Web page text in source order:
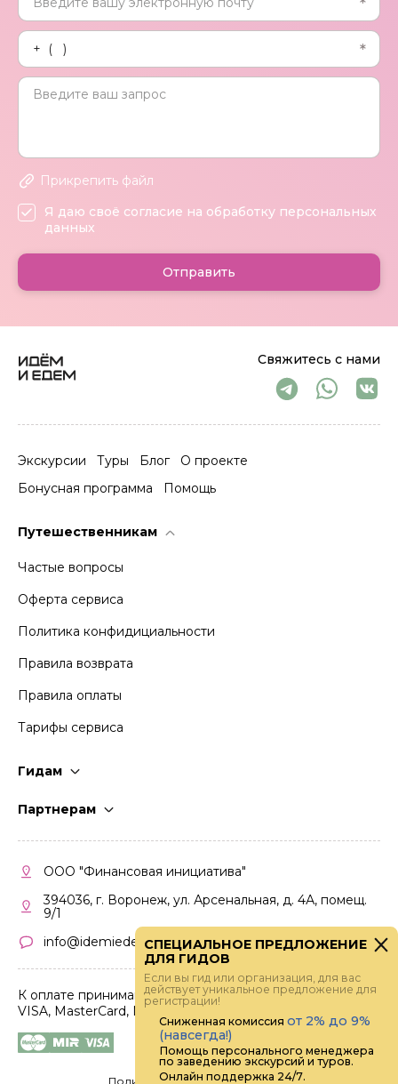
Свяжитесь с нами
Экскурсии Туры Блог
О проекте
Бонусная программа
Помощь
Путешественникам
Частые вопросы
Оферта сервиса
Политика конфидициальности
Правила возврата
Правила оплаты
Тарифы сервиса
Гидам
Партнерам
Кабинет партнера
Правила участия
ООО "Финансовая инициатива"
394036, г. Воронеж, ул. Арсенальная, д. 4А, помещ.
9/1
info@idemiedem.ru
К оплате принимаются карты
VISA, MasterCard, МИР
Политика конфиденциальности
Прикрепить файл
Я даю своё согласие на обработку персональных
данных
Отправить
СПЕЦИАЛЬНОЕ ПРЕДЛОЖЕНИЕ
ДЛЯ ГИДОВ
Если вы гид или организация, для вас
действует уникальное предложение для
регистрации!
Сниженная комиссия от 2% до 9%
(навсегда!)
Помощь персонального менеджера
по заведению экскурсий и туров.
Онлайн поддержка 24/7.